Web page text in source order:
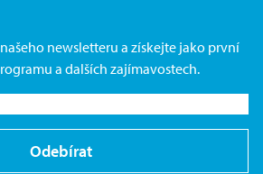
newsletteru a získejte jako první
a dalších zajímavostech.
Odebírat